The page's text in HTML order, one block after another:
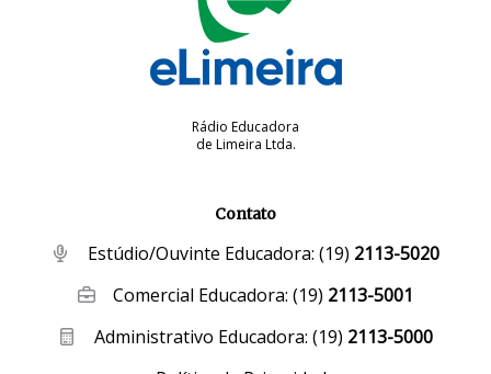
Rádio Educadora
de Limeira Ltda.
Contato
Estúdio/Ouvinte Educadora: (19) 2113-5020
Comercial Educadora:(19) 2113-5001
Administrativo Educadora: (19) 2113-5000